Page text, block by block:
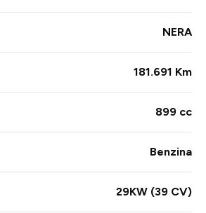
NERA
181.691 Km
899 cc
Benzina
29KW (39 CV)